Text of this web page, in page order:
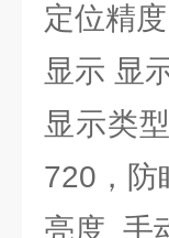
定位精
显示 显
显示类
720，防
亮度 手